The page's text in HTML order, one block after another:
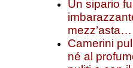
Un sipario
mezz’asta…
Camerini
né al